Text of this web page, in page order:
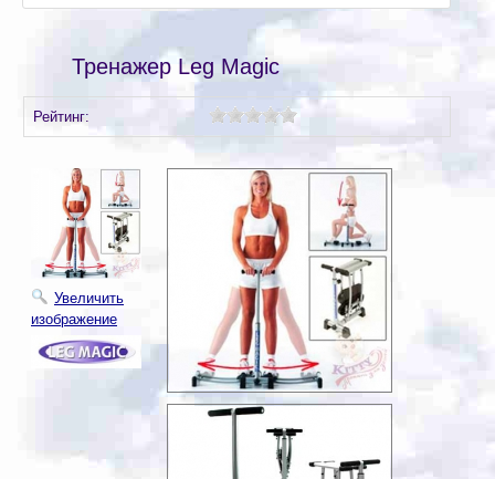
Тренажер Leg Magic
Рейтинг:
Увеличить
изображение